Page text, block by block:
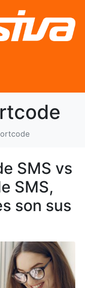
SMS vs
SMS,
son sus